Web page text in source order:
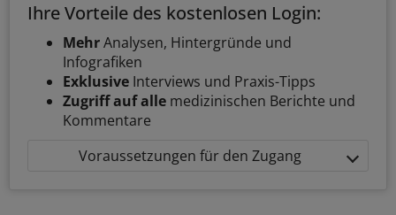
Ihre Vorteile des kostenlosen Login:
MehrAnalysen, Hintergründe und
Infografiken
Exklusive Interviews und Praxis-Tipps
Zugriff auf alle medizinischen Berichte und
Kommentare
Voraussetzungen für den Zugang